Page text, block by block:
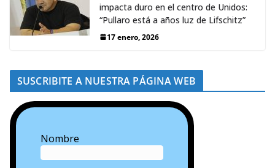
impacta duro en el centro de Unidos:
“Pullaro está a años luz de Lifschitz”
17 enero, 2026
SUSCRIBITE A NUESTRA PÁGINA WEB
Nombre